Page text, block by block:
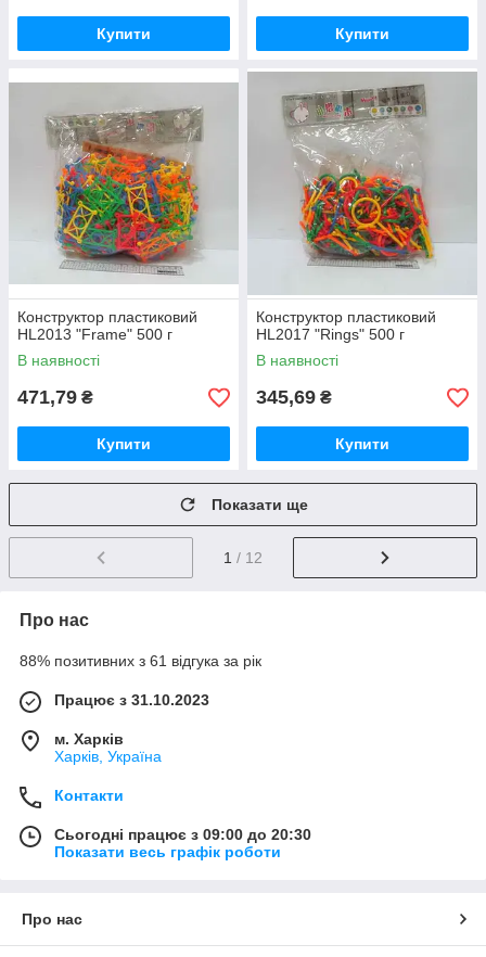
Купити Купити
Конструктор пластиковий
HL2013 "Frame" 500 г
В наявності
471,79 ₴
Купити
Конструктор пластиковий
HL2017 "Rings" 500 г
В наявності
345,69 ₴
Купити
Показати ще
1 / 12
Про нас
88% позитивних з 61 відгука за рік
Працює з 31.10.2023
м. Харків
Харків, Україна
Контакти
Сьогодні працює з 09:00 до 20:30
Показати весь графік роботи
Про нас